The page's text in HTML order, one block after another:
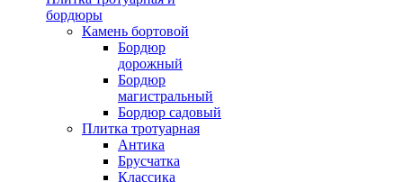
бордюры
Камень бортовой
Бордюр
дорожный
Бордюр
магистральный
Бордюр садовый
Плитка тротуарная
Антика
Брусчатка
Классика